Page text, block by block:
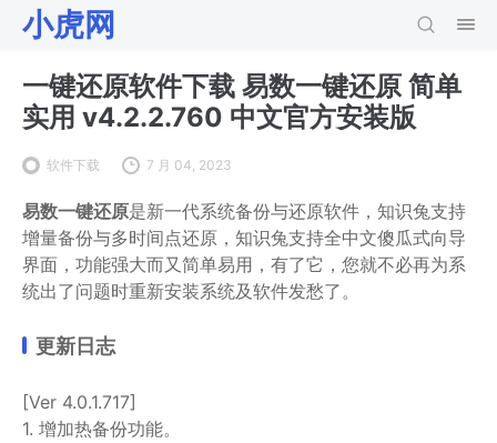
小虎网
一键还原软件下载 易数一键还原 简单
实用 v4.2.2.760 中文官方安装版
软件下载 7 月 04, 2023
易数一键还原是新一代系统备份与还原软件，知识兔支持
增量备份与多时间点还原，知识兔支持全中文傻瓜式向导
界面，功能强大而又简单易用，有了它，您就不必再为系
统出了问题时重新安装系统及软件发愁了。
更新日志
[Ver 4.0.1.717]
1. 增加热备份功能。